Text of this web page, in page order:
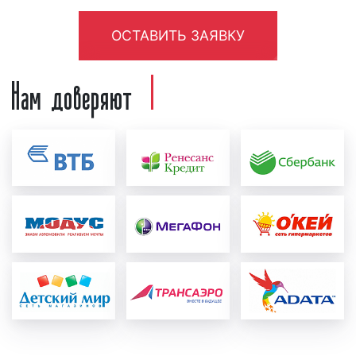
рекламный ролик. Рекламный ролик может
быть предоставлен как рекламодателем, так
и создан в нашей звукозаписывающей студии.
Для создания рекламного ролика нашими
специалистами рекламодатель должен
концепцию рекламы, примерный текст,
условия акции, контакты и адреса. Также
рекламодатель может предоставить иную
информацию, важную с его точки зрения.
После создания рекламный ролик
проверяется на соответствие требованиям
ФЗ «О рекламе
». Ролик проверяется как
юристами нашей компании, так и юристами
радиостанции. При необходимости в
ОСТАВИТЬ ЗАЯВКУ
Нам доверяют